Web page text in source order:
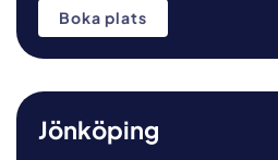
Boka plats
Jönköping